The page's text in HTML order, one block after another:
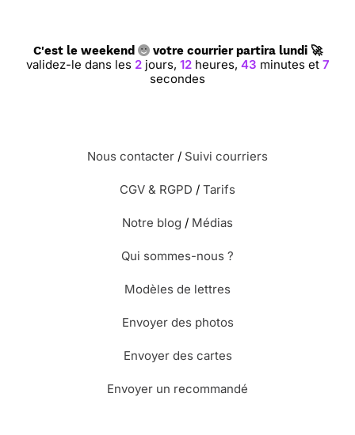
C'est le weekend votre courrier partira lundi 🚀
validez-le dans les 2jours, 12heures, 43 minutes et 6
secondes
Nous contacter / Suivi courriers
CGV & RGPD / Tarifs
Notre blog / Médias
Qui sommes-nous ?
Modèles de lettres
Envoyer des photos
Envoyer des cartes
Envoyer un recommandé